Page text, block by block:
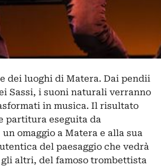
dei luoghi di Matera. Dai pendii
Sassi, i suoni naturali verranno
in musica. Il risultato
partitura eseguita da
omaggio a Matera e alla sua
del paesaggio che vedrà
altri, del famoso trombettista